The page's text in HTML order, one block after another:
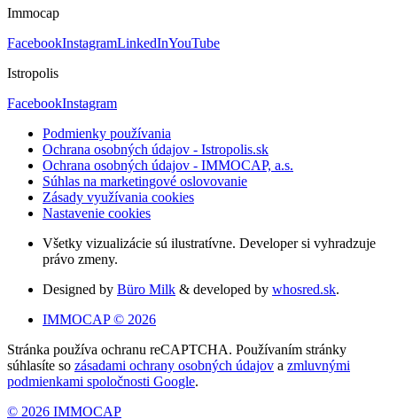
Immocap
FacebookInstagramLinkedInYouTube
Istropolis
FacebookInstagram
Podmienky používania
Ochrana osobných údajov - Istropolis.sk
Ochrana osobných údajov - IMMOCAP, a.s.
Súhlas na marketingové oslovovanie
Zásady využívania cookies
Nastavenie cookies
Všetky vizualizácie sú ilustratívne. Developer si vyhradzuje
právo zmeny.
Designed by Büro Milk & developed by whosred.sk.
IMMOCAP © 2026
Stránka používa ochranu reCAPTCHA. Používaním stránky
súhlasíte so zásadami ochrany osobných údajov a zmluvnými
podmienkami spoločnosti Google.
© 2026 IMMOCAP